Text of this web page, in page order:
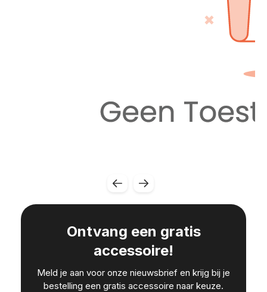
Ontvang een gratis
accessoire!
Meld je aan voor onze nieuwsbrief en krijg bij je
bestelling een gratis accessoire naar keuze.